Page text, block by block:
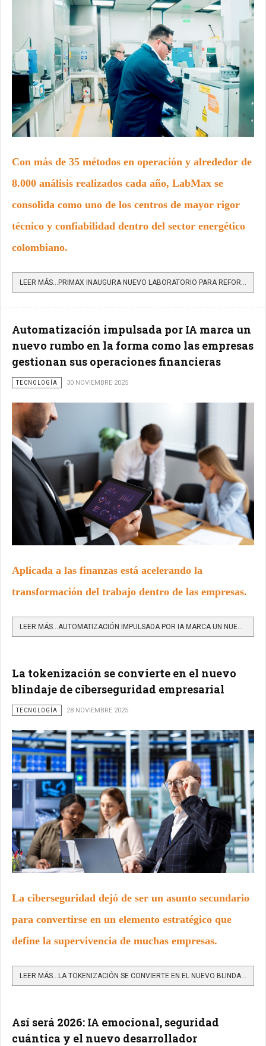
Con más de 35 métodos en operación y alrededor de
8.000 análisis realizados cada año, LabMax se
consolida como uno de los centros de mayor rigor
técnico y confiabilidad dentro del sector energético
colombiano.
LEER MÁS…PRIMAX INAUGURA NUEVO LABORATORIO PARA REFORZAR EL CONTROL DE CALIDAD DE COMBUSTIBLES EN COLOMBIA
Automatización impulsada por IA marca un
nuevo rumbo en la forma como las empresas
gestionan sus operaciones financieras
TECNOLOGÍA 30 NOVIEMBRE 2025
Aplicada a las finanzas está acelerando la
transformación del trabajo dentro de las empresas.
LEER MÁS…AUTOMATIZACIÓN IMPULSADA POR IA MARCA UN NUEVO RUMBO EN LA FORMA COMO LAS EMPRESAS GESTIONAN SUS...
La tokenización se convierte en el nuevo
blindaje de ciberseguridad empresarial
TECNOLOGÍA 28 NOVIEMBRE 2025
La ciberseguridad dejó de ser un asunto secundario
para convertirse en un elemento estratégico que
define la supervivencia de muchas empresas.
LEER MÁS…LA TOKENIZACIÓN SE CONVIERTE EN EL NUEVO BLINDAJE DE CIBERSEGURIDAD EMPRESARIAL
Así será 2026: IA emocional, seguridad
cuántica y el nuevo desarrollador